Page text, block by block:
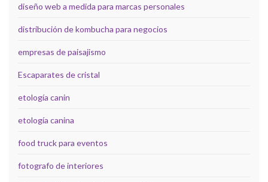
diseño web a medida para marcas personales
distribución de kombucha para negocios
empresas de paisajismo
Escaparates de cristal
etología canin
etología canina
food truck para eventos
fotografo de interiores